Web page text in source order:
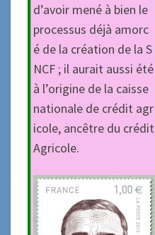
d’avoir mené à bien le
processus déjà amorc
é de la création de la S
NCF ; il aurait aussi été
à l’origine de la caisse
nationale de crédit agr
icole, ancêtre du crédit
Agricole.